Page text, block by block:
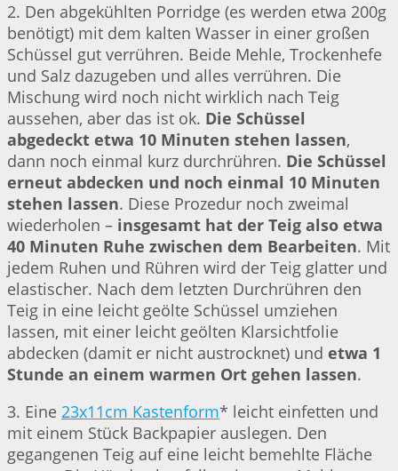
2. Den abgekühlten Porridge (es werden etwa 200g
benötigt) mit dem kalten Wasser in einer großen
Schüssel gut verrühren. Beide Mehle, Trockenhefe
und Salz dazugeben und alles verrühren. Die
Mischung wird noch nicht wirklich nach Teig
aussehen, aber das ist ok. Die Schüssel
abgedeckt etwa 10 Minuten stehen lassen,
dann noch einmal kurz durchrühren. Die Schüssel
erneut abdecken und noch einmal 10 Minuten
stehen lassen. Diese Prozedur noch zweimal
wiederholen – insgesamt hat der Teig also etwa
40 Minuten Ruhe zwischen dem Bearbeiten. Mit
jedem Ruhen und Rühren wird der Teig glatter und
elastischer. Nach dem letzten Durchrühren den
Teig in eine leicht geölte Schüssel umziehen
lassen, mit einer leicht geölten Klarsichtfolie
abdecken (damit er nicht austrocknet) und etwa 1
Stunde an einem warmen Ort gehen lassen.
3. Eine 23x11cm Kastenform* leicht einfetten und
mit einem Stück Backpapier auslegen. Den
gegangenen Teig auf eine leicht bemehlte Fläche